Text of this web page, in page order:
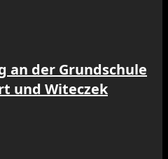
an der Grundschule
und Witeczek